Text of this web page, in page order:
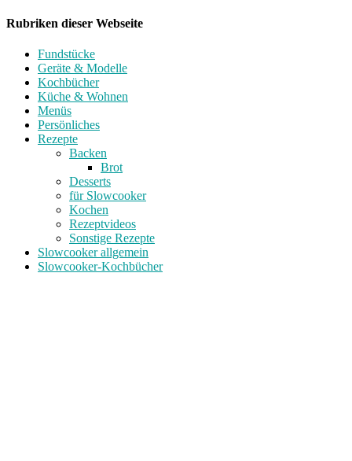
Rubriken dieser Webseite
Fundstücke
Geräte & Modelle
Kochbücher
Küche & Wohnen
Menüs
Persönliches
Rezepte
Backen
Brot
Desserts
für Slowcooker
Kochen
Rezeptvideos
Sonstige Rezepte
Slowcooker allgemein
Slowcooker-Kochbücher